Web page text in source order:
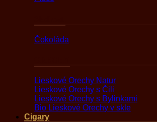
Čokoláda
Lieskové Orechy Natur
Lieskové Orechy s Čili
Lieskové Orechy s Bylinkami
Bio Lieskové Orechy v skle
Cigary